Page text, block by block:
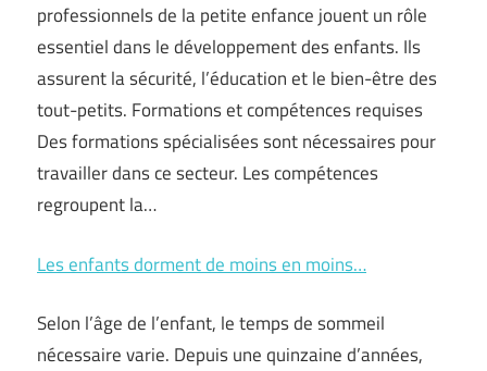
professionnels de la petite enfance jouent un rôle
essentiel dans le développement des enfants. Ils
assurent la sécurité, l’éducation et le bien-être des
tout-petits. Formations et compétences requises
Des formations spécialisées sont nécessaires pour
travailler dans ce secteur. Les compétences
regroupent la…
Les enfants dorment de moins en moins…
Selon l’âge de l’enfant, le temps de sommeil
nécessaire varie. Depuis une quinzaine d’années,